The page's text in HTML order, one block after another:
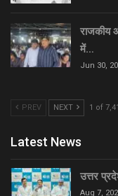
राजकीय
में…
Jun 30,
PREV NEXT 1 of
Latest News
उत्तर
Aug 7,